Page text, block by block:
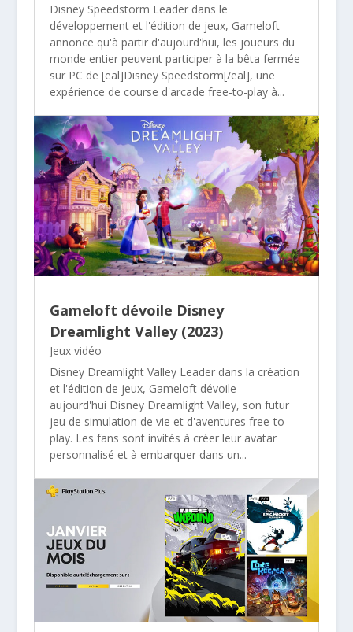
Disney Speedstorm Leader dans le
développement et l'édition de jeux, Gameloft
annonce qu'à partir d'aujourd'hui, les joueurs du
monde entier peuvent participer à la bêta fermée
sur PC de [eal]Disney Speedstorm[/eal], une
expérience de course d'arcade free-to-play à...
Gameloft dévoile Disney
Dreamlight Valley (2023)
Jeux vidéo
Disney Dreamlight Valley Leader dans la création
et l'édition de jeux, Gameloft dévoile
aujourd'hui Disney Dreamlight Valley, son futur
jeu de simulation de vie et d'aventures free-to-
play. Les fans sont invités à créer leur avatar
personnalisé et à embarquer dans un...